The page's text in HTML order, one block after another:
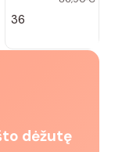
36
dėžutę